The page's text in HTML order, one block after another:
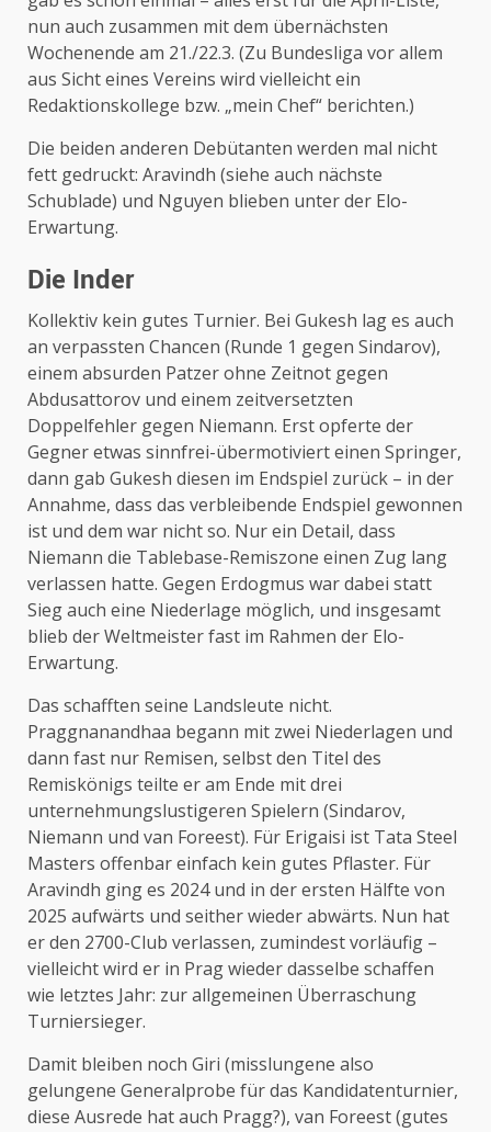
nun auch zusammen mit dem übernächsten
Wochenende am 21./22.3. (Zu Bundesliga vor allem
aus Sicht eines Vereins wird vielleicht ein
Redaktionskollege bzw. „mein Chef“ berichten.)
Die beiden anderen Debütanten werden mal nicht
fett gedruckt: Aravindh (siehe auch nächste
Schublade) und Nguyen blieben unter der Elo-
Erwartung.
Die Inder
Kollektiv kein gutes Turnier. Bei Gukesh lag es auch
an verpassten Chancen (Runde 1 gegen Sindarov),
einem absurden Patzer ohne Zeitnot gegen
Abdusattorov und einem zeitversetzten
Doppelfehler gegen Niemann. Erst opferte der
Gegner etwas sinnfrei-übermotiviert einen Springer,
dann gab Gukesh diesen im Endspiel zurück – in der
Annahme, dass das verbleibende Endspiel gewonnen
ist und dem war nicht so. Nur ein Detail, dass
Niemann die Tablebase-Remiszone einen Zug lang
verlassen hatte. Gegen Erdogmus war dabei statt
Sieg auch eine Niederlage möglich, und insgesamt
blieb der Weltmeister fast im Rahmen der Elo-
Erwartung.
Das schafften seine Landsleute nicht.
Praggnanandhaa begann mit zwei Niederlagen und
dann fast nur Remisen, selbst den Titel des
Remiskönigs teilte er am Ende mit drei
unternehmungslustigeren Spielern (Sindarov,
Niemann und van Foreest). Für Erigaisi ist Tata Steel
Masters offenbar einfach kein gutes Pflaster. Für
Aravindh ging es 2024 und in der ersten Hälfte von
2025 aufwärts und seither wieder abwärts. Nun hat
er den 2700-Club verlassen, zumindest vorläufig –
vielleicht wird er in Prag wieder dasselbe schaffen
wie letztes Jahr: zur allgemeinen Überraschung
Turniersieger.
Damit bleiben noch Giri (misslungene also
gelungene Generalprobe für das Kandidatenturnier,
diese Ausrede hat auch Pragg?), van Foreest (gutes